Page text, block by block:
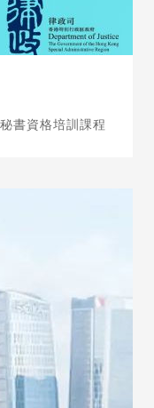
書資格培訓課程